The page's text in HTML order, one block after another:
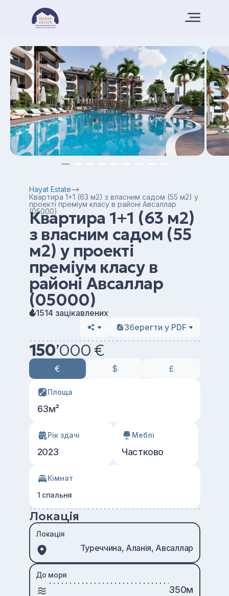
Hayat Estate
Квартира 1+1 (63 м2) з власним садом (55 м2) у
проекті преміум класу в районі Авсаллар
(05000)
Квартира 1+1 (63 м2)
з власним садом (55
м2) у проекті
преміум класу в
районі Авсаллар
(05000)
1514 зацікавлених
Зберегти у PDF
150’000 €
€ $ £
Площа
63м²
Рік здачі
2023
Меблі
Частково
Кімнат
1 спальня
Локація
Локація
Туреччина, Аланія, Авсаллар
До моря
350м